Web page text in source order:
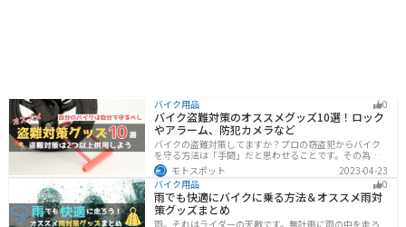
バイク用品 0
バイク盗難対策のオススメグッズ10選！ロック
やアラーム、防犯カメラなど
バイクの盗難対策してますか？プロの窃盗犯からバイク
を守る方法は「手間」だと思わせることです。その為に
は「チェーンロック 」「ディスクロック」などしっかり
と対策をしておきましょう。この記事では、すぐできる
バイクの盗難対策オススメグッズを紹介します。
モトスポット
2023-04-23
バイク用品
0
雨でも快適にバイクに乗る方法＆オススメ雨対
策グッズまとめ
雨。それはライダーの天敵です。無計画に雨の中を走ろ